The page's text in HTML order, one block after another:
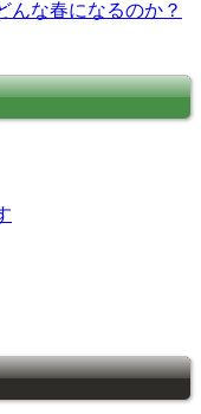
んな春になるのか？